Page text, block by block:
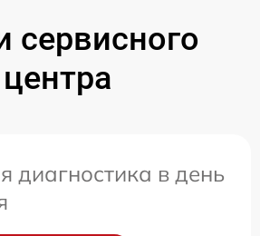
сервисного
центра
диагностика в день